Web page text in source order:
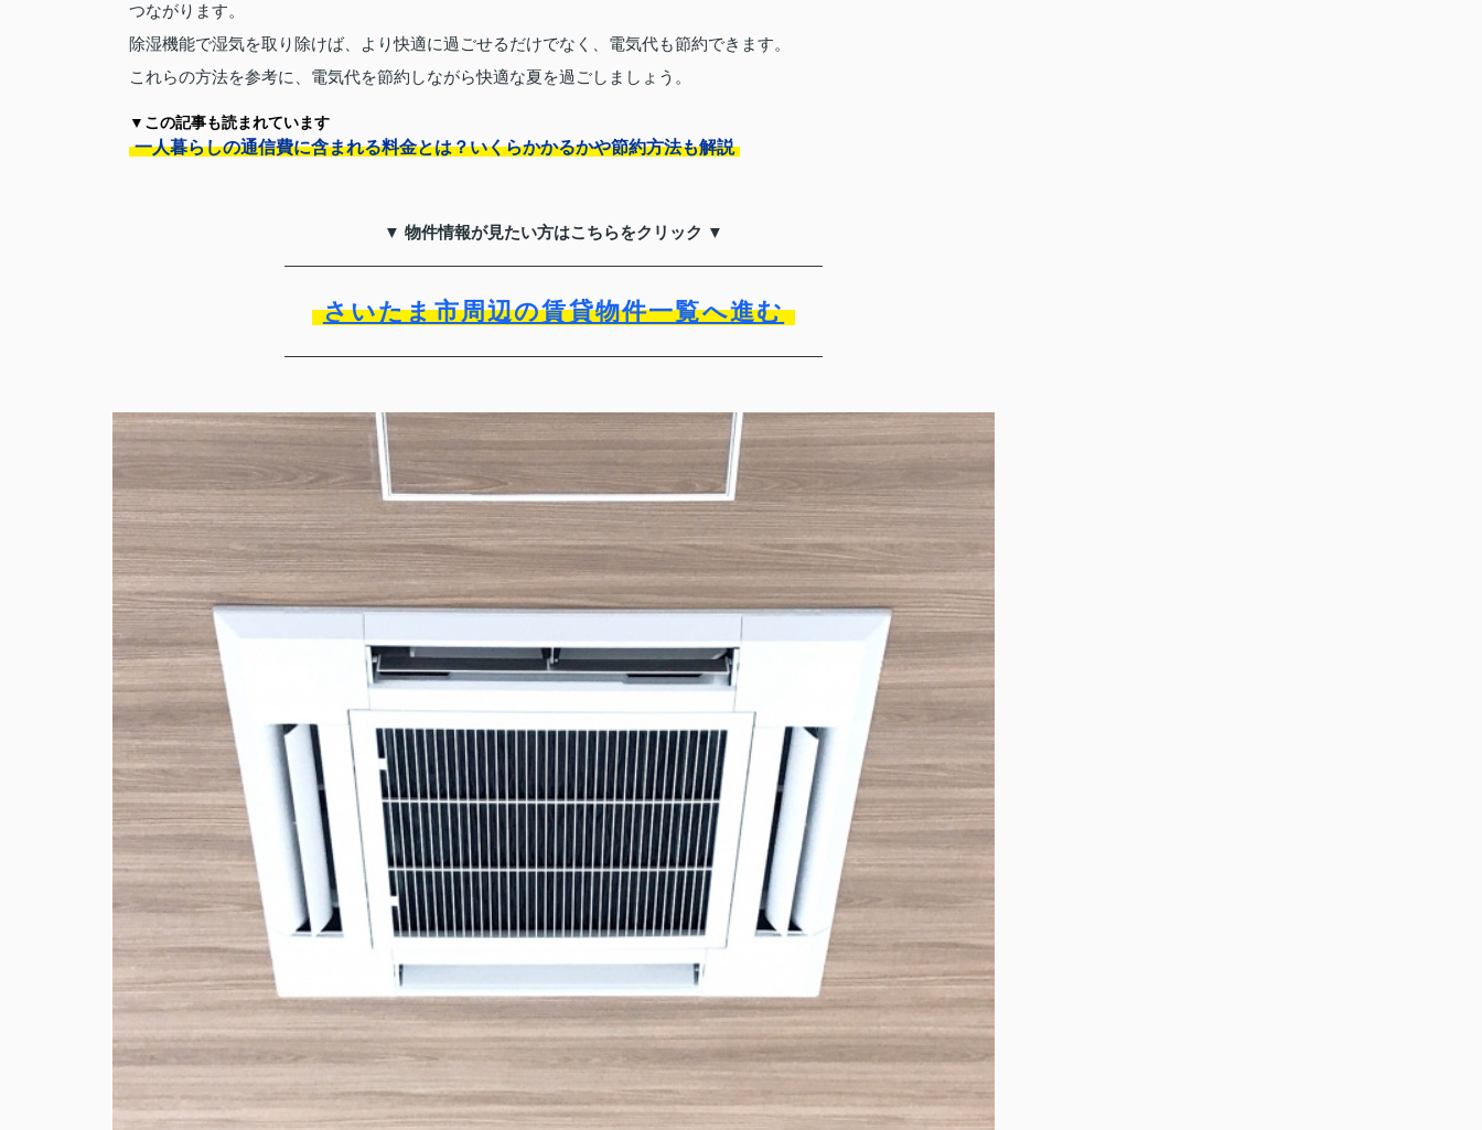
つながります。
除湿機能で湿気を取り除けば、より快適に過ごせるだけでなく、電気代も節約できます。
これらの方法を参考に、電気代を節約しながら快適な夏を過ごしましょう。
▼この記事も読まれています
一人暮らしの通信費に含まれる料金とは？いくらかかるかや節約方法も解説
▼ 物件情報が見たい方はこちらをクリック ▼
さいたま市周辺の賃貸物件一覧へ進む